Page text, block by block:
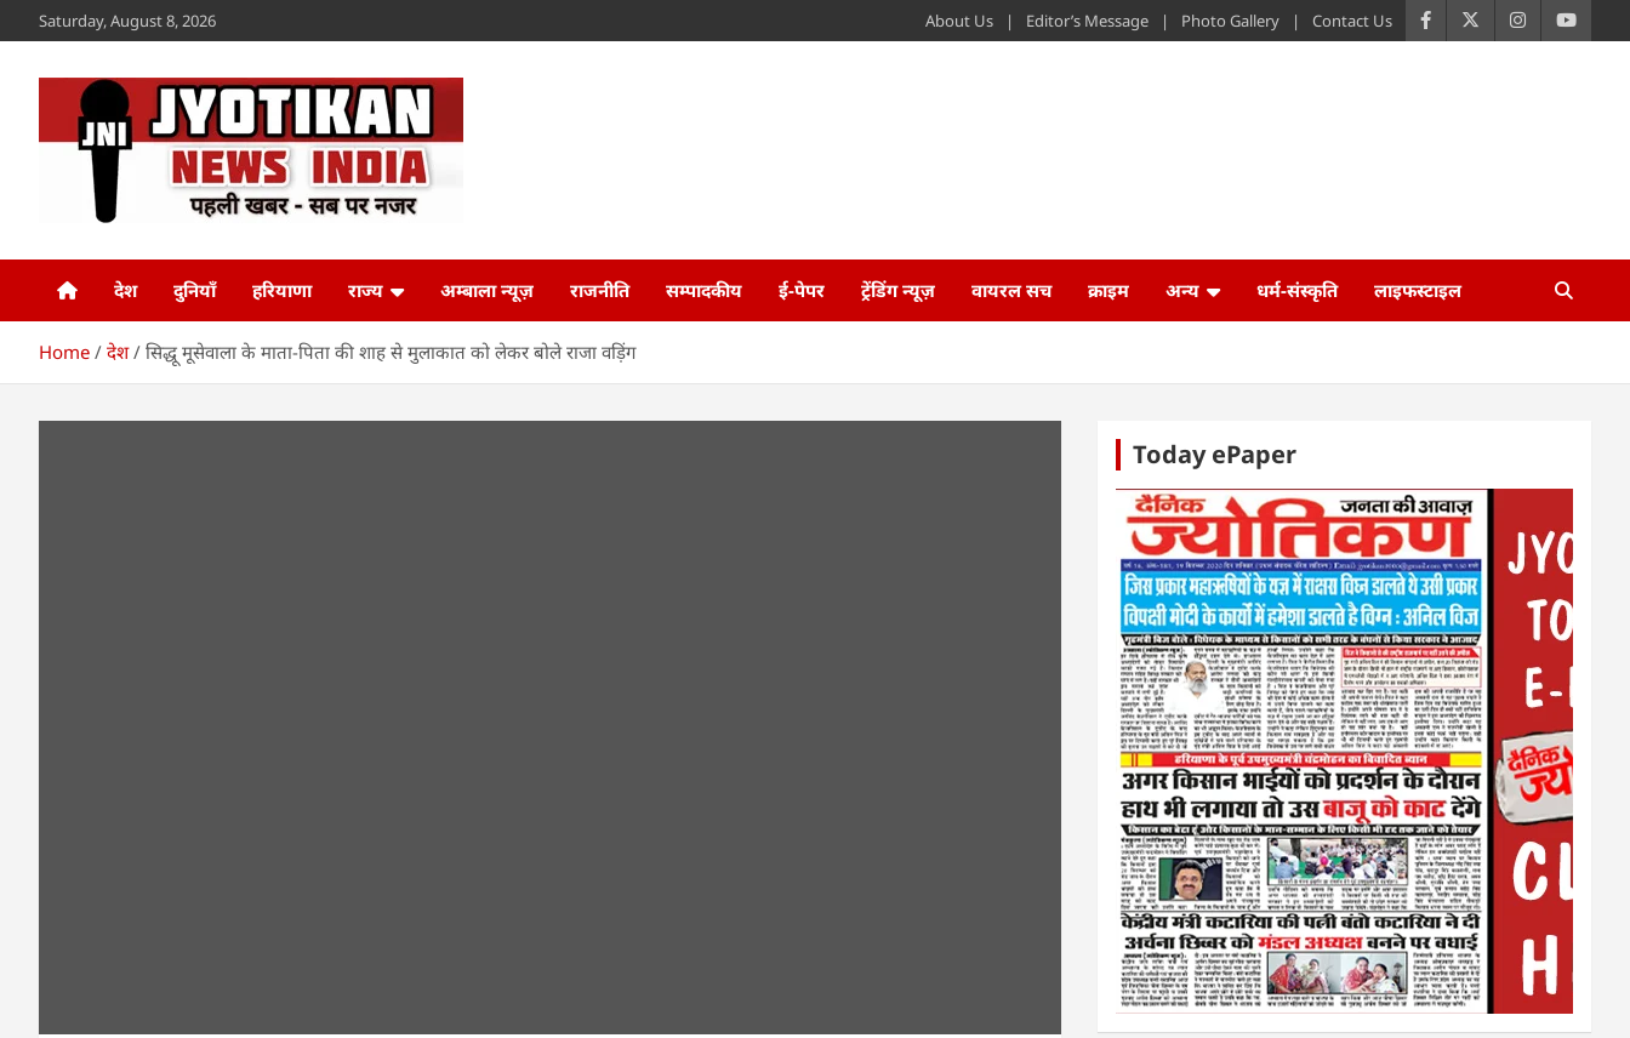
to
Saturday, August 8, 2026 About Us Editor’s Message Photo Gallery Contact Us
Jyotikan
देश दुनियाँ हरियाणा राज्य अम्बाला न्यूज़ राजनीति सम्पादकीय ई-पेपर ट्रेंडिंग न्यूज़ वायरल सच क्राइम अन्य धर्म-संस्कृति लाइफस्टाइल
Home देश सिद्धू मूसेवाला के माता-पिता की शाह से मुलाकात को लेकर बोले राजा वड़िंग
Today ePaper